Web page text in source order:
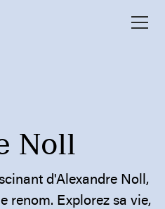
Noll
d'Alexandre Noll,
renom. Explorez sa vie,